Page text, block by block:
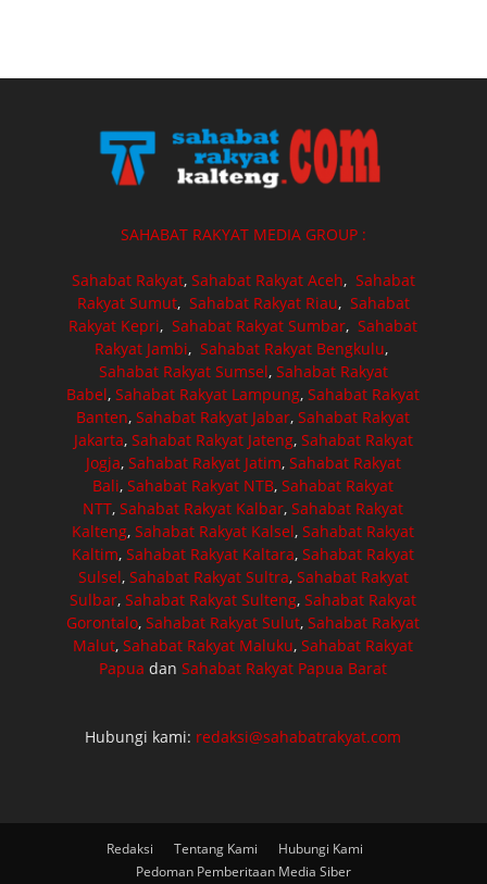
SAHABAT RAKYAT MEDIA GROUP :
Sahabat Rakyat, Sahabat Rakyat Aceh, Sahabat
Rakyat Sumut, Sahabat Rakyat Riau, Sahabat
Rakyat Kepri,Sahabat Rakyat Sumbar,Sahabat
Rakyat Jambi, Sahabat Rakyat Bengkulu,
Sahabat Rakyat Sumsel, Sahabat Rakyat
Babel,Sahabat Rakyat Lampung,Sahabat Rakyat
Banten,Sahabat Rakyat Jabar,Sahabat Rakyat
Jakarta, Sahabat Rakyat Jateng, Sahabat Rakyat
Jogja, Sahabat Rakyat Jatim, Sahabat Rakyat
Bali,Sahabat Rakyat NTB,Sahabat Rakyat
NTT,Sahabat Rakyat Kalbar,Sahabat Rakyat
Kalteng,Sahabat Rakyat Kalsel,Sahabat Rakyat
Kaltim,Sahabat Rakyat Kaltara,Sahabat Rakyat
Sulsel, Sahabat Rakyat Sultra, Sahabat Rakyat
Sulbar,Sahabat Rakyat Sulteng,Sahabat Rakyat
Gorontalo,Sahabat Rakyat Sulut,Sahabat Rakyat
Malut,Sahabat Rakyat Maluku,Sahabat Rakyat
Papua danSahabat Rakyat Papua Barat
Hubungi kami: redaksi@sahabatrakyat.com
Redaksi Tentang Kami
Hubungi Kami
Pedoman Pemberitaan Media Siber